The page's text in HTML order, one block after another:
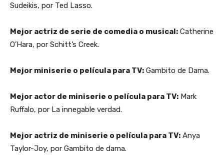
Sudeikis, por Ted Lasso.
Mejor actriz de serie de comedia o musical: Catherine
O’Hara, por Schitt’s Creek.
Mejor miniserie o película para TV: Gambito de Dama.
Mejor actor de miniserie o película para TV: Mark
Ruffalo, por La innegable verdad.
Mejor actriz de miniserie o película para TV: Anya
Taylor-Joy, por Gambito de dama.